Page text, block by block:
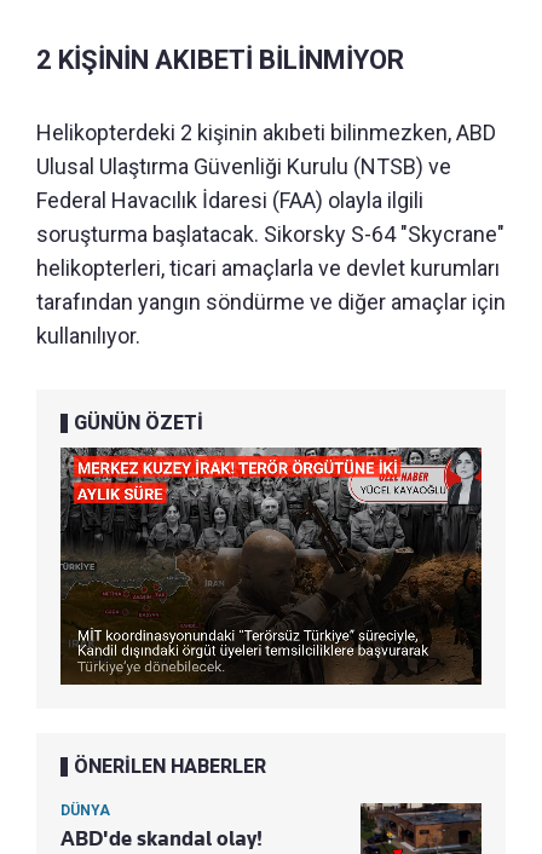
2 KİŞİNİN AKIBETİ BİLİNMİYOR
Helikopterdeki 2 kişinin akıbeti bilinmezken, ABD
Ulusal Ulaştırma Güvenliği Kurulu (NTSB) ve
Federal Havacılık İdaresi (FAA) olayla ilgili
soruşturma başlatacak. Sikorsky S-64 "Skycrane"
helikopterleri, ticari amaçlarla ve devlet kurumları
tarafından yangın söndürme ve diğer amaçlar için
kullanılıyor.
GÜNÜN ÖZETİ
ÖNERİLEN HABERLER
DÜNYA
ABD'de skandal olay!